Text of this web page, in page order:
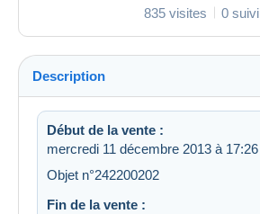
835 visites 0 suivi
Description
Début de la vente :
mercredi 11 décembre 2013 à 17:26
Objet n°242200202
Fin de la vente :